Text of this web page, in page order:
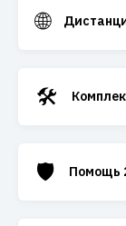
🌐
🛠️
🛡️ Помощь